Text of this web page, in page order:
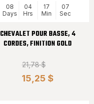
08
Days
04
Hrs
17
Min
06
Sec
CHEVALET POUR BASSE, 4
CORDES, FINITION GOLD
21,78 $
15,25 $